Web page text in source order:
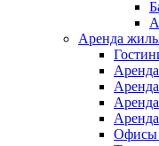
Аренда
Офисы